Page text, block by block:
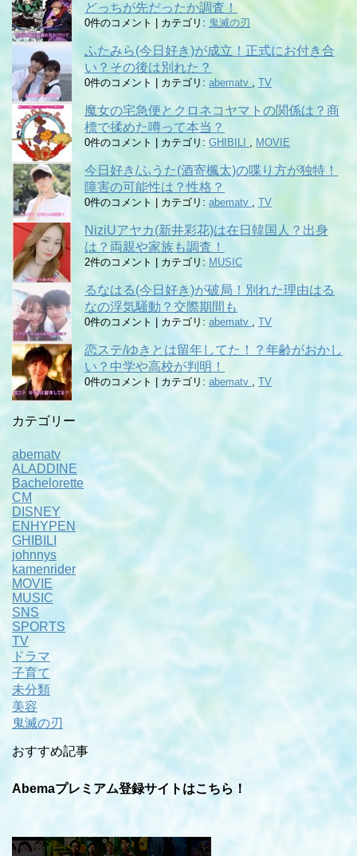
どっちが先だったか調査！
0件のコメント カテゴリ: 鬼滅の刃
ふたみら(今日好き)が成立！正式にお付き合
い？その後は別れた？
0件のコメント カテゴリ: abematv , TV
魔女の宅急便とクロネコヤマトの関係は？商
標で揉めた噂って本当？
0件のコメント カテゴリ: GHIBILI , MOVIE
今日好き/ふうた(酒寄楓太)の喋り方が独特！
障害の可能性は？性格？
0件のコメント カテゴリ: abematv , TV
NiziUアヤカ(新井彩花)は在日韓国人？出身
は？両親や家族も調査！
2件のコメント カテゴリ: MUSIC
るなはる(今日好き)が破局！別れた理由はる
なの浮気騒動？交際期間も
0件のコメント カテゴリ: abematv , TV
恋ステ/ゆきとは留年してた！？年齢がおかし
い？中学や高校が判明！
0件のコメント カテゴリ: abematv , TV
カテゴリー
abematv
ALADDINE
Bachelorette
CM
DISNEY
ENHYPEN
GHIBILI
johnnys
kamenrider
MOVIE
MUSIC
SNS
SPORTS
TV
ドラマ
子育て
未分類
美容
鬼滅の刃
おすすめ記事
Abemaプレミアム登録サイトはこちら！